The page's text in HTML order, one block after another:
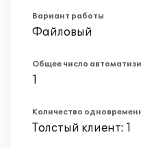
Вариант работы
Файловый
Общее число
1
Количество
Толстый клиент: 1